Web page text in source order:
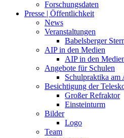
Forschungsdaten
Presse | Öffentlichkeit
News
Veranstaltungen
Babelsberger
AIP in den Medien
AIP in den
Angebote für Schulen
Schulpraktika am
Besichtigung der
Großer Refraktor
Einsteinturm
Bilder
Logo
Team